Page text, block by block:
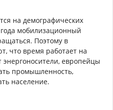
на демографических
мобилизационный
Поэтому в
что время работает на
энергоносители, европейцы
промышленность,
население.